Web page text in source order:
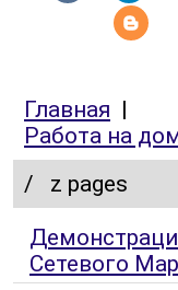
Главная |
Работа на
/
z pages
Сетевого